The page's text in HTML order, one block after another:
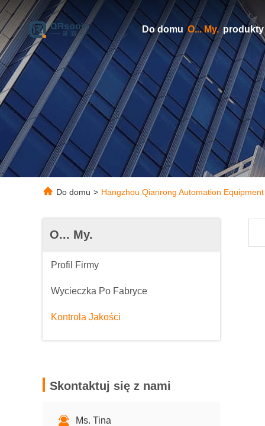
Do domu O... My. produkty
Do domu > Hangzhou Qianrong Automation
O... My.
Profil Firmy
Wycieczka Po Fabryce
Kontrola Jakości
Skontaktuj się z nami
Ms. Tina